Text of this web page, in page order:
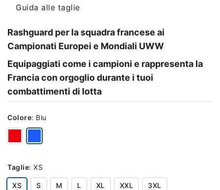
Guida alle taglie
Rashguard per la squadra francese ai
Campionati Europei e Mondiali UWW
Equipaggiati come i campioni e rappresenta la
Francia con orgoglio durante i tuoi
combattimenti di lotta
Colore: Blu
Taglie: XS
XS S M L XL XXL 3XL